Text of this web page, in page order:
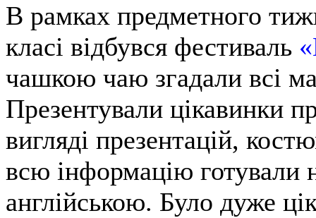
В рамках предметного
класі відбувся фестиваль
чашкою чаю згадали всі
Презентували цікавинки
вигляді презентацій,
всю інформацію готували
англійською. Було дуже